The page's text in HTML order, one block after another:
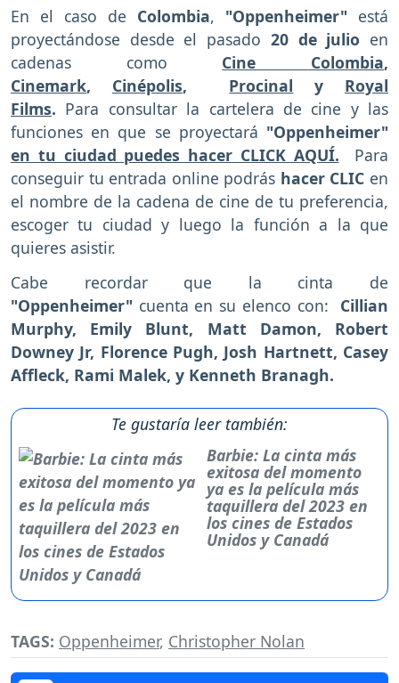
En el caso de Colombia, "Oppenheimer" está
proyectándose desde el pasado 20 de julio en
cadenas como Cine Colombia,
Cinemark, Cinépolis, Procinal y Royal
Films. Para consultar la cartelera de cine y las
funciones en que se proyectará "Oppenheimer"
en tu ciudad puedes hacer CLICK AQUÍ.
Para
conseguir tu entrada online podrás hacer CLIC en
el nombre de la cadena de cine de tu preferencia,
escoger tu ciudad y luego la función a la que
quieres asistir.
Cabe recordar que la cinta de
"Oppenheimer" cuenta en su elenco con:
Cillian
Murphy, Emily Blunt, Matt Damon, Robert
Downey Jr, Florence Pugh, Josh Hartnett, Casey
Affleck, Rami Malek, y Kenneth Branagh.
Te gustaría leer también:
Barbie: La cinta más
exitosa del momento
ya es la película más
taquillera del 2023 en
los cines de Estados
Unidos y Canadá
TAGS: Oppenheimer, Christopher Nolan